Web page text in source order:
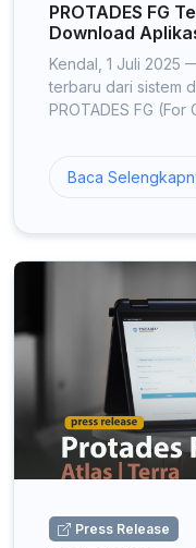
PROTADES FG
Download
Kendal, 1 Juli 2025
terbaru dari sistem
PROTADES FG
Baca
Press Release